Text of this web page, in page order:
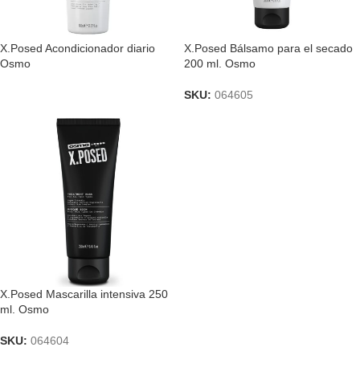
X.Posed Acondicionador diario
Osmo
X.Posed Bálsamo para el secado
200 ml. Osmo
SKU: 064605
X.Posed Mascarilla intensiva 250
ml. Osmo
SKU: 064604